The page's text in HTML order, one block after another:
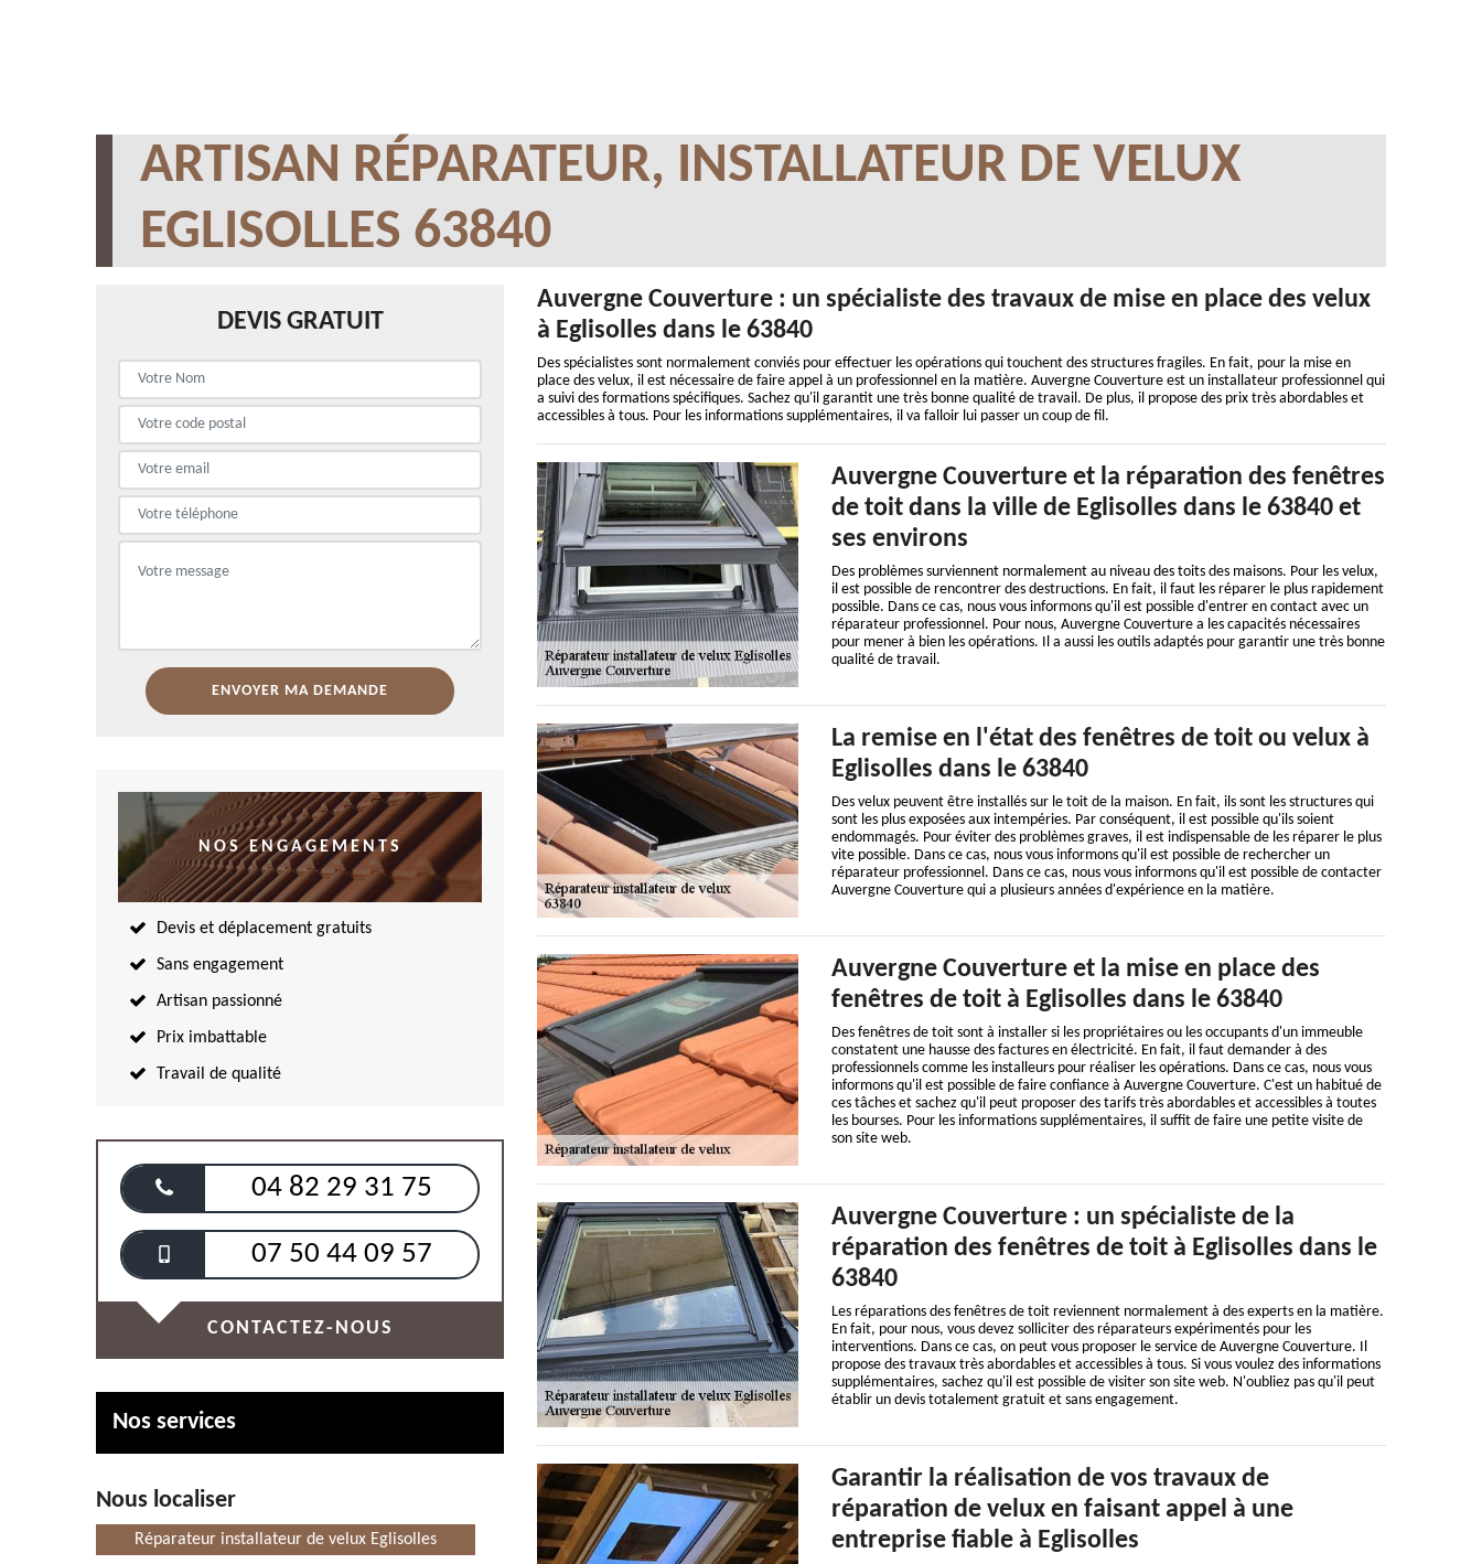
ARTISAN RÉPARATEUR, INSTALLATEUR DE VELUX
EGLISOLLES 63840
DEVIS GRATUIT
NOS ENGAGEMENTS
Devis et déplacement gratuits
Sans engagement
Artisan passionné
Prix imbattable
Travail de qualité
04 82 29 31 75
07 50 44 09 57
CONTACTEZ-NOUS
Nos services
Nous localiser
Réparateur installateur de velux Eglisolles
Auvergne Couverture : un spécialiste des travaux de mise en place des velux
à Eglisolles dans le 63840
Des spécialistes sont normalement conviés pour effectuer les opérations qui touchent des structures fragiles. En fait, pour la mise en
place des velux, il est nécessaire de faire appel à un professionnel en la matière. Auvergne Couverture est un installateur professionnel qui
a suivi des formations spécifiques. Sachez qu'il garantit une très bonne qualité de travail. De plus, il propose des prix très abordables et
accessibles à tous. Pour les informations supplémentaires, il va falloir lui passer un coup de fil.
Auvergne Couverture et la réparation des fenêtres
de toit dans la ville de Eglisolles dans le 63840 et
ses environs
Des problèmes surviennent normalement au niveau des toits des maisons. Pour les velux,
il est possible de rencontrer des destructions. En fait, il faut les réparer le plus rapidement
possible. Dans ce cas, nous vous informons qu'il est possible d'entrer en contact avec un
réparateur professionnel. Pour nous, Auvergne Couverture a les capacités nécessaires
pour mener à bien les opérations. Il a aussi les outils adaptés pour garantir une très bonne
qualité de travail.
La remise en l'état des fenêtres de toit ou velux à
Eglisolles dans le 63840
Des velux peuvent être installés sur le toit de la maison. En fait, ils sont les structures qui
sont les plus exposées aux intempéries. Par conséquent, il est possible qu'ils soient
endommagés. Pour éviter des problèmes graves, il est indispensable de les réparer le plus
vite possible. Dans ce cas, nous vous informons qu'il est possible de rechercher un
réparateur professionnel. Dans ce cas, nous vous informons qu'il est possible de contacter
Auvergne Couverture qui a plusieurs années d'expérience en la matière.
Auvergne Couverture et la mise en place des
fenêtres de toit à Eglisolles dans le 63840
Des fenêtres de toit sont à installer si les propriétaires ou les occupants d'un immeuble
constatent une hausse des factures en électricité. En fait, il faut demander à des
professionnels comme les installeurs pour réaliser les opérations. Dans ce cas, nous vous
informons qu'il est possible de faire confiance à Auvergne Couverture. C'est un habitué de
ces tâches et sachez qu'il peut proposer des tarifs très abordables et accessibles à toutes
les bourses. Pour les informations supplémentaires, il suffit de faire une petite visite de
son site web.
Auvergne Couverture : un spécialiste de la
réparation des fenêtres de toit à Eglisolles dans le
63840
Les réparations des fenêtres de toit reviennent normalement à des experts en la matière.
En fait, pour nous, vous devez solliciter des réparateurs expérimentés pour les
interventions. Dans ce cas, on peut vous proposer le service de Auvergne Couverture. Il
propose des travaux très abordables et accessibles à tous. Si vous voulez des informations
supplémentaires, sachez qu'il est possible de visiter son site web. N'oubliez pas qu'il peut
établir un devis totalement gratuit et sans engagement.
Garantir la réalisation de vos travaux de
réparation de velux en faisant appel à une
entreprise fiable à Eglisolles